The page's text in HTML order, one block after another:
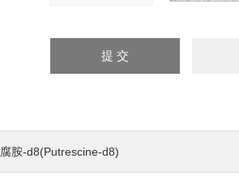
腐胺-d8(Putrescine-d8)